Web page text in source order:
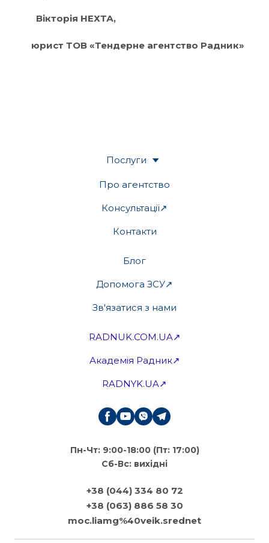
Вікторія НЕХТА,
юрист ТОВ «Тендерне агентство Радник»
Послуги
Про агентство
Консультації↗
Контакти
Блог
Допомога ЗСУ↗
Зв'язатися з нами
RADNUK.COM.UA↗
Академія Радник↗
RADNYK.UA↗
Пн-Чт: 9:00-18:00 (Пт: 17:00)
Сб-Вс: вихідні
+38 (044) 334 80 72
+38 (063) 886 58 30
moc.liamg%40veik.srednet